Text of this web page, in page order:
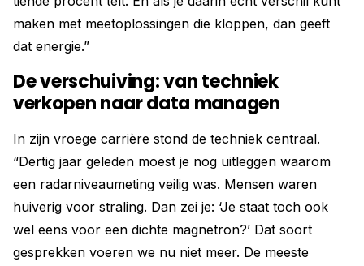
maken met meetoplossingen die kloppen, dan geeft
dat energie.”
De verschuiving: van techniek
verkopen naar data managen
In zijn vroege carrière stond de techniek centraal.
“Dertig jaar geleden moest je nog uitleggen waarom
een radarniveaumeting veilig was. Mensen waren
huiverig voor straling. Dan zei je: ‘Je staat toch ook
wel eens voor een dichte magnetron?’ Dat soort
gesprekken voeren we nu niet meer. De meeste